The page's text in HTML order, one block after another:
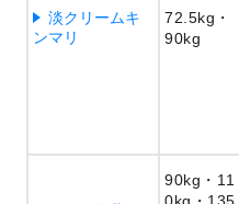
淡クリームキ
ンマリ
72.5kg
90kg
90kg
11